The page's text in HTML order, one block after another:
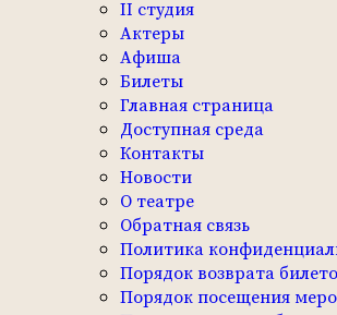
II студия
Актеры
Афиша
Билеты
Главная страница
Доступная среда
Контакты
Новости
О театре
Обратная связь
Политика
Порядок возврата
Порядок посещения